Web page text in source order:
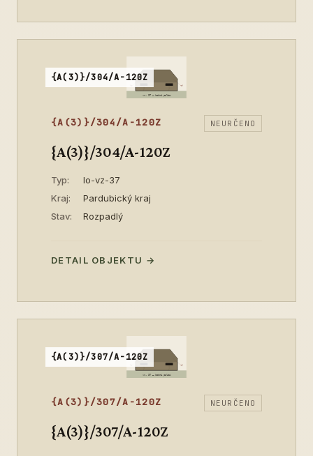
{A(3)}/304/A-120Z
{A(3)}/304/A-120Z NEURČENO
{A(3)}/304/A-120Z
Typ:
lo-vz-37
Kraj:
Pardubický kraj
Stav:
Rozpadlý
DETAIL OBJEKTU →
{A(3)}/307/A-120Z
{A(3)}/307/A-120Z NEURČENO
{A(3)}/307/A-120Z